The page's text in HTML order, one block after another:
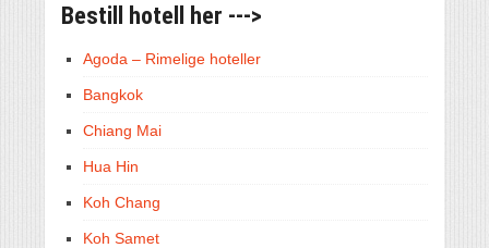
Bestill hotell her --->
Agoda – Rimelige hoteller
Bangkok
Chiang Mai
Hua Hin
Koh Chang
Koh Samet